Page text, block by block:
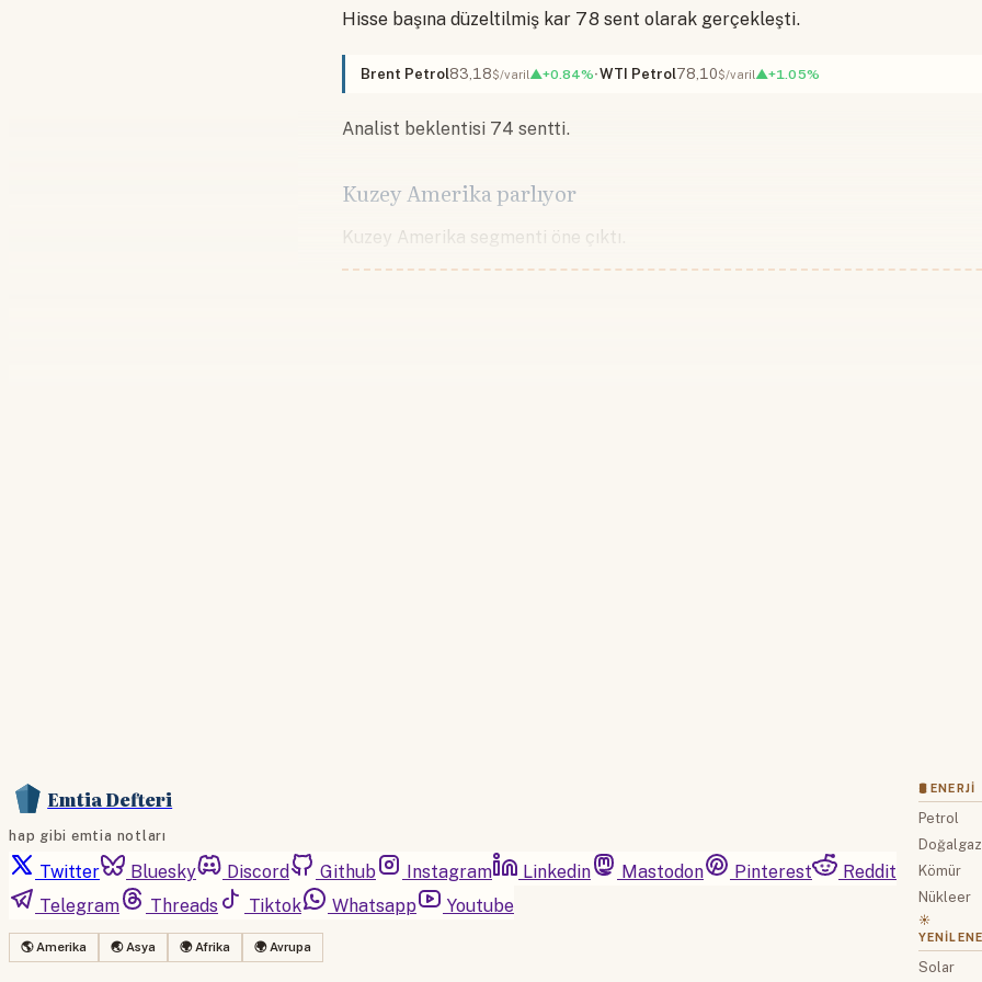
Hisse başına düzeltilmiş kar 78 sent olarak gerçekleşti.
Brent Petrol83,18$/varil▲+0.84% WTI Petrol78,10$/varil▲+1.05%
Analist beklentisi 74 sentti.
Kuzey Amerika parlıyor
Kuzey Amerika segmenti öne çıktı.
Emtia Defteri
hap gibi emtia notları
Twitter Bluesky Discord Github Instagram Linkedin Mastodon Pinterest
Reddit
Telegram
Threads Tiktok Whatsapp Youtube
🌎 Amerika 🌏 Asya 🌍 Afrika 🌍 Avrupa
🛢 ENERJI
Petrol
Doğalgaz
Kömür
Nükleer
☀️
Solar